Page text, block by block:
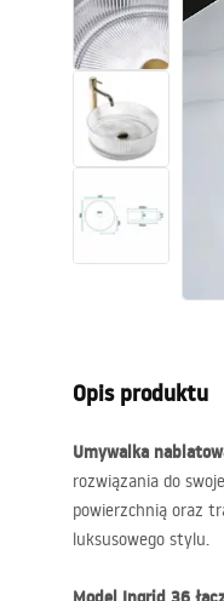
Umywalki
Wanny i
Baterie
Akcesoria
Opis produktu
Umywalka
rozwiązania do
powierzchnią oraz
luksusowego stylu.